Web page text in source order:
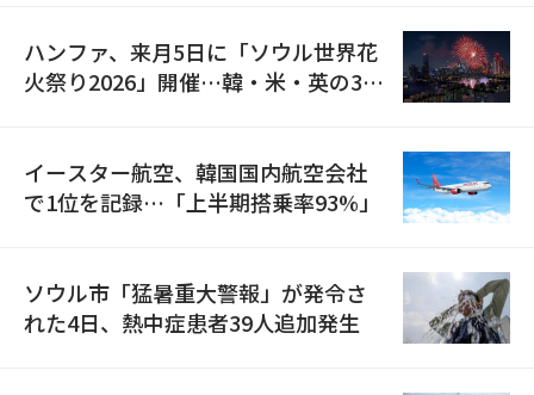
ハンファ、来月5日に「ソウル世界花
火祭り2026」開催…韓・米・英の3カ
イースター航空、韓国国内航空会社
で1位を記録…「上半期搭乗率93%」
ソウル市「猛暑重大警報」が発令さ
れた4日、熱中症患者39人追加発生